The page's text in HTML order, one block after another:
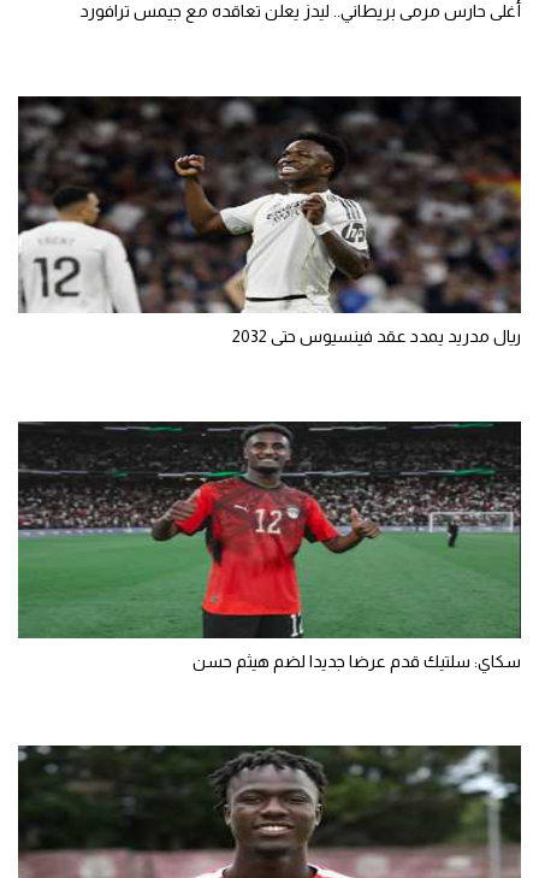
أغلى حارس مرمى بريطاني.. ليدز يعلن تعاقده مع جيمس ترافورد
ريال مدريد يمدد عقد فينسيوس حتى 2032
سكاي: سلتيك قدم عرضا جديدا لضم هيثم حسن